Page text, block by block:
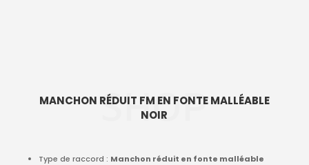
SHOP
MANCHON RÉDUIT FM EN FONTE MALLÉABLE
NOIR
Type de raccord : Manchon réduit en fonte malléable